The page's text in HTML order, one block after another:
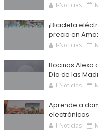
I-Noticias
¡Bicicleta
precio en
I-Noticias
Bocinas Alexa
Día de las
I-Noticias
Aprende a
electrónicos
I-Noticias